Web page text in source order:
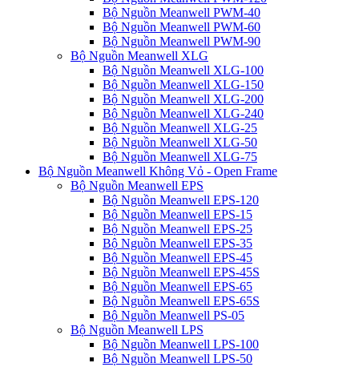
Bộ Nguồn Meanwell PWM-40
Bộ Nguồn Meanwell PWM-60
Bộ Nguồn Meanwell PWM-90
Bộ Nguồn Meanwell XLG
Bộ Nguồn Meanwell XLG-100
Bộ Nguồn Meanwell XLG-150
Bộ Nguồn Meanwell XLG-200
Bộ Nguồn Meanwell XLG-240
Bộ Nguồn Meanwell XLG-25
Bộ Nguồn Meanwell XLG-50
Bộ Nguồn Meanwell XLG-75
Bộ Nguồn Meanwell Không Vỏ - Open Frame
Bộ Nguồn Meanwell EPS
Bộ Nguồn Meanwell EPS-120
Bộ Nguồn Meanwell EPS-15
Bộ Nguồn Meanwell EPS-25
Bộ Nguồn Meanwell EPS-35
Bộ Nguồn Meanwell EPS-45
Bộ Nguồn Meanwell EPS-45S
Bộ Nguồn Meanwell EPS-65
Bộ Nguồn Meanwell EPS-65S
Bộ Nguồn Meanwell PS-05
Bộ Nguồn Meanwell LPS
Bộ Nguồn Meanwell LPS-100
Bộ Nguồn Meanwell LPS-50